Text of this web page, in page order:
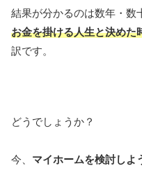
結果が分かるのは数年・数
お金を掛ける人生と決めた
訳です。
どうでしょうか？
今、 マイホームを検討しよ